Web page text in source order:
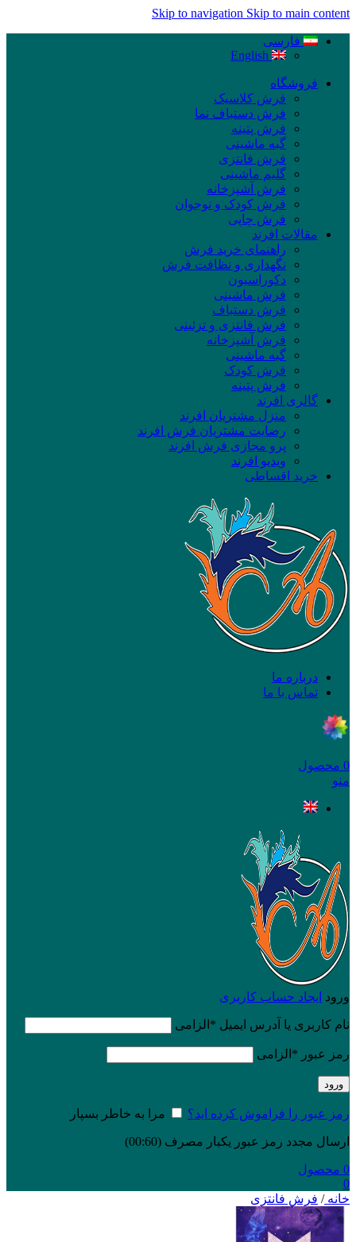
Skip to navigation Skip to main content
فارسی
English
فروشگاه
فرش کلاسیک
فرش دستباف نما
فرش پتینه
گبه ماشینی
فرش فانتزی
گلیم ماشینی
فرش آشپزخانه
فرش کودک و نوجوان
فرش چاپی
مقالات افرند
راهنمای خرید فرش
نگهداری و نظافت فرش
دکوراسیون
فرش ماشینی
فرش دستباف
فرش فانتزی و تزئینی
فرش آشپزخانه
گبه ماشینی
فرش کودک
فرش پتینه
گالری افرند
منزل مشتریان افرند
رضایت مشتریان فرش افرند
پرو مجازی فرش افرند
ویدیو افرند
خرید اقساطی
درباره ما
تماس با ما
0 محصول
منو
ورود ایجاد حساب کاربری
نام کاربری یا آدرس ایمیل * الزامی
رمز عبور * الزامی
ورود
رمز عبور را فراموش کرده اید؟ مرا به خاطر بسپار
ارسال مجدد رمز عبور یکبار مصرف (00:
60
)
0 محصول
0
خانه/ فرش فانتزی